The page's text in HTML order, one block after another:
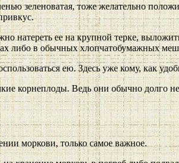
зеленоватая, тоже желательно
натереть ее на крупной терке,
либо в обычных хлопчатобумажных
ею. Здесь уже кому, как
корнеплоды. Ведь они обычно долго
моркови, только самое важное.